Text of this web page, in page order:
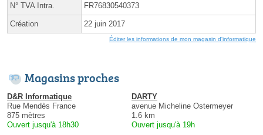
N° TVA Intra. FR76830540373
Création 22 juin 2017
Éditer les informations de mon magasin d'informatique
Magasins proches
D&R Informatique
Rue Mendès France
875 mètres
Ouvert jusqu'à 18h30
DARTY
avenue Micheline Ostermeyer
1.6 km
Ouvert jusqu'à 19h